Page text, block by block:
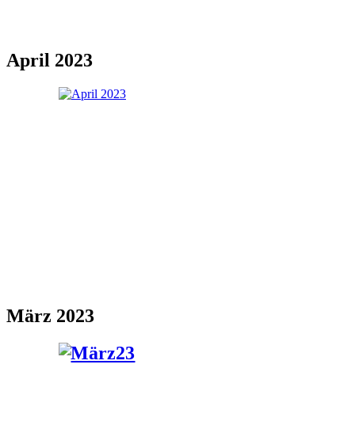
April 2023
März 2023